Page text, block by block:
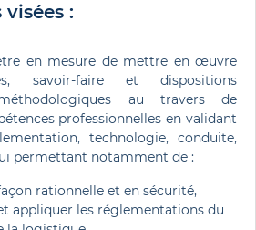
:
en mesure de mettre en œuvre
savoir-faire et dispositions
au travers de
professionnelles en validant
technologie, conduite,
permettant notamment de :
rationnelle et en sécurité,
appliquer les réglementations du